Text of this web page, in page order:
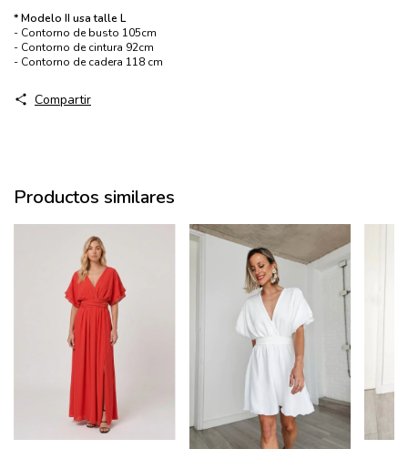
* Modelo II usa talle L
- Contorno de busto 105cm
- Contorno de cintura 92cm
- Contorno de cadera 118 cm
Compartir
Productos similares